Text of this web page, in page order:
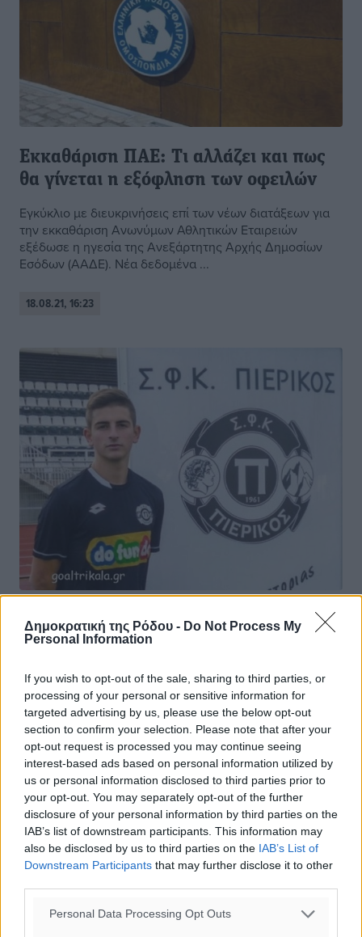
Δημοκρατική της Ρόδου - Do Not Process My
Personal Information
If you wish to opt-out of the sale, sharing to third parties, or
processing of your personal or sensitive information for
targeted advertising by us, please use the below opt-out
section to confirm your selection. Please note that after your
opt-out request is processed you may continue seeing
interest-based ads based on personal information utilized by
us or personal information disclosed to third parties prior to
your opt-out. You may separately opt-out of the further
disclosure of your personal information by third parties on the
IAB’s list of downstream participants. This information may
also be disclosed by us to third parties on the IAB’s List of
Downstream Participants that may further disclose it to other
Personal Data Processing Opt Outs
Εκκαθάριση ΠΑΕ: Τι αλλάζει και πως
θα γίνεται η εξόφληση των οφειλών
Εγκύκλιο με διευκρινήσεις επί των νέων διατάξεων για
την εκκαθάριση Ανωνύμων Αθλητικών Εταιρειών
εξέδωσε η ηγεσία της Ανεξάρτητης Αρχής Δημοσίων
Εσόδων (ΑΑΔΕ). Νέα δεδομένα ...
18.08.21, 16:23
Διαγόρας: Στον «γηραιό» ο Λαμπίρης
προγραμματισμού στην ομάδα του Διαγόρα ενόψει της
συμμετοχής του συλλόγου στο νέο ενιαίο πρωτάθλημα
της Super League 2. Ο «γηραιός» ...
18.08.21, 16:11